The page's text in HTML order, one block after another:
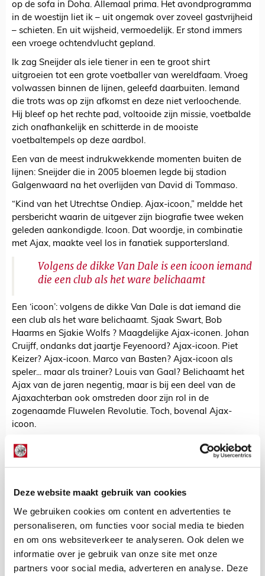
Deze website maakt gebruik van cookies
We gebruiken cookies om content en advertenties te
personaliseren, om functies voor social media te bieden
en om ons websiteverkeer te analyseren. Ook delen we
informatie over je gebruik van onze site met onze
partners voor social media, adverteren en analyse. Deze
op de sofa in Doha. Allemaal prima. Het avondprogramma
in de woestijn liet ik – uit ongemak over zoveel gastvrijheid
– schieten. En uit wijsheid, vermoedelijk. Er stond immers
een vroege ochtendvlucht gepland.
Ik zag Sneijder als iele tiener in een te groot shirt
uitgroeien tot een grote voetballer van wereldfaam. Vroeg
volwassen binnen de lijnen, geleefd daarbuiten. Iemand
die trots was op zijn afkomst en deze niet verloochende.
Hij bleef op het rechte pad, voltooide zijn missie, voetbalde
zich onafhankelijk en schitterde in de mooiste
voetbaltempels op deze aardbol.
Een van de meest indrukwekkende momenten buiten de
lijnen: Sneijder die in 2005 bloemen legde bij stadion
Galgenwaard na het overlijden van David di Tommaso.
“Kind van het Utrechtse Ondiep. Ajax-icoon,” meldde het
persbericht waarin de uitgever zijn biografie twee weken
geleden aankondigde. Icoon. Dat woordje, in combinatie
met Ajax, maakte veel los in fanatiek supportersland.
Volgens de dikke Van Dale is een icoon iemand
die een club als het ware belichaamt
Een ‘icoon’: volgens de dikke Van Dale is dat iemand die
een club als het ware belichaamt. Sjaak Swart, Bob
Haarms en Sjakie Wolfs ? Maagdelijke Ajax-iconen. Johan
Cruijff, ondanks dat jaartje Feyenoord? Ajax-icoon. Piet
Keizer? Ajax-icoon. Marco van Basten? Ajax-icoon als
speler... maar als trainer? Louis van Gaal? Belichaamt het
Ajax van de jaren negentig, maar is bij een deel van de
Ajaxachterban ook omstreden door zijn rol in de
zogenaamde Fluwelen Revolutie. Toch, bovenal Ajax-
icoon.
Om maar aan te geven: over iedereen valt wel wat te
vinden. Om bij Sneijder te blijven, ik vind hem sowieso een
icoon van de Ajax-opleiding. Kun je trouwens Ajax-icoon
is eerlijk, Sneijder was geweldig in Amsterdam maar
groeide pas in Madrid en Milaan uit tot absolute topspeler
met 2010 als sportief hoogtepunt.
Hoewel ik zijn boek in amper drie uur uitlas, had ik er meer
van verwacht. Ja, hij vertelt het ‘complete verhaal’, maar
helaas met enige reserve. Sneijder gaat zelden de diepte in.